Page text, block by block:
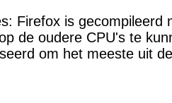
Firefox is gecompileerd
de oudere CPU's te
om het meeste uit